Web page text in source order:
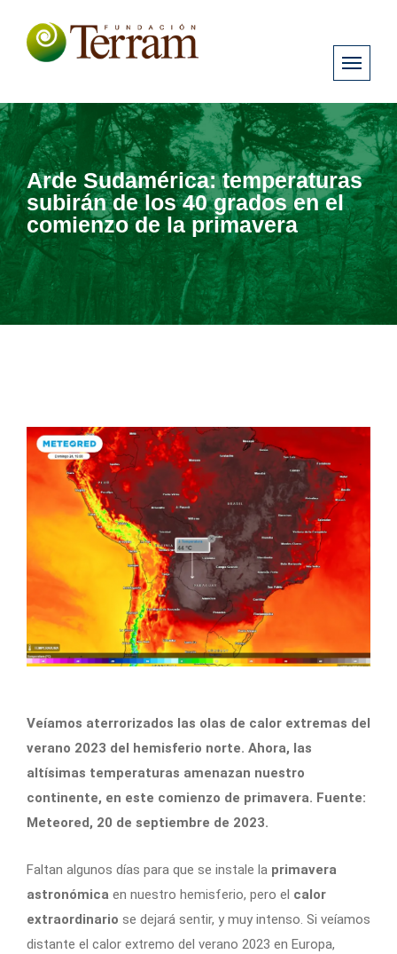
Arde Sudamérica: temperaturas
subirán de los 40 grados en el
comienzo de la primavera
Veíamos aterrorizados las olas de calor extremas del
verano 2023 del hemisferio norte. Ahora, las
altísimas temperaturas amenazan nuestro
continente, en este comienzo de primavera. Fuente:
Meteored, 20 de septiembre de 2023.
Faltan algunos días para que se instale la primavera
astronómica en nuestro hemisferio, pero el calor
extraordinario se dejará sentir, y muy intenso. Si veíamos
distante el calor extremo del verano 2023 en Europa,